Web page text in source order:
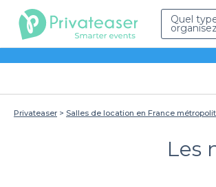
Quel
Privateaser Salles de location en France
Les